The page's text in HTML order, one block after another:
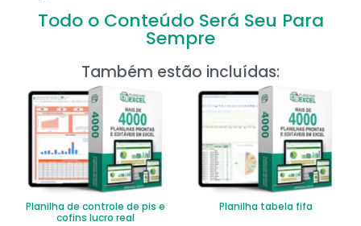
Todo o Conteúdo Será Seu Para
Sempre
Também estão incluídas:
Planilha de controle de pis e
cofins lucro real
Planilha tabela fifa